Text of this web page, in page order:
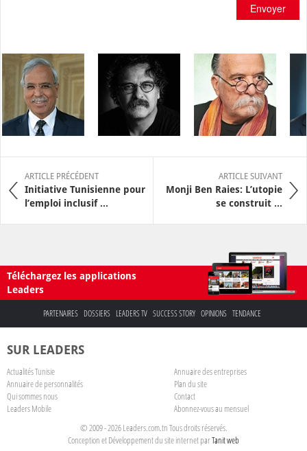
Envoyer
ARTICLE PRÉCÉDENT
Initiative Tunisienne pour
l’emploi inclusif ...
ARTICLE SUIVANT
Monji Ben Raies: L’utopie
se construit ...
Téléchargez les applications
Leaders
PARTENAIRES DOSSIERS LEADERS TV SUCCESS STORY OPINIONS TENDANCE
SUR LEADERS
Actualités Tunisie
Annuaire des entreprises
Annuaire de personnalités
Plan du site
Qui sommes nous
Contact
Leaders Mobile
Abonnez-vous au mensuel
© 2009 - 2026 Leaders.com.tn Tous droits réservés.
Conception et Développement du site internet parTanit web